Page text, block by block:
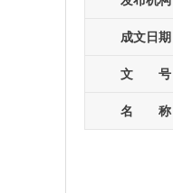
成文日期
文 号
名 称